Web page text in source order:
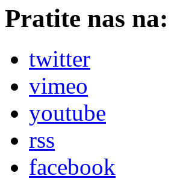
Pratite nas na:
twitter
vimeo
youtube
rss
facebook